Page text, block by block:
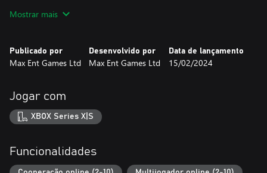
Jogue com seus amigos com suporte para até 10 jogadores no
multijogador. Explorem juntos, lutem juntos, construam juntos e
CONSTRUA AS BASES DE UM NOVO MUNDO
Recolha ou refine recursos para construir acampamentos com
Escolha um local favorito no mundo e construa, ou escale árvores
Mostrar mais
Publicado por
Max Ent Games Ltd
Desenvolvido por
Max Ent Games Ltd
Data de lançamento
15/02/2024
Jogar com
XBOX Series X|S
Funcionalidades